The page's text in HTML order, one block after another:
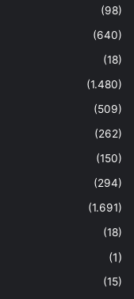
(98)
(640)
(18)
(1.480)
(509)
(262)
(150)
(294)
(1.691)
(18)
(1)
(15)